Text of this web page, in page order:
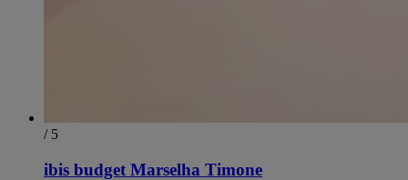
/ 5
ibis budget Marselha Timone